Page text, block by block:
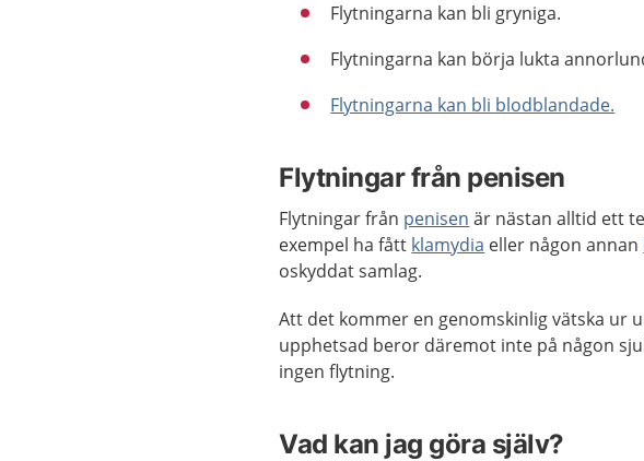
Flytningarna kan bli gryniga.
Flytningarna kan börja lukta
Flytningarna kan bli blodblandade.
Flytningar från penisen
Flytningar från penisen är nästan alltid ett
exempel ha fått klamydia eller någon annan
oskyddat samlag.
Att det kommer en genomskinlig vätska ur
upphetsad beror däremot inte på någon
ingen flytning.
Vad kan jag göra själv?